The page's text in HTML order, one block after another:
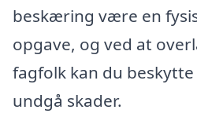
beskæring være en
opgave, og ved at
fagfolk kan du
undgå skader.